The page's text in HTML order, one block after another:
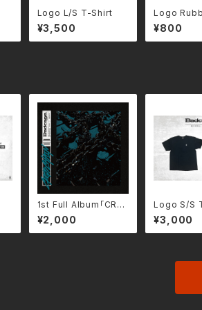
Logo L/S T-Shirt
¥3,500
Logo
ain
¥800
1st Full Album「CRO
SS CHAIN」
¥2,000
Logo S/S
¥3,000